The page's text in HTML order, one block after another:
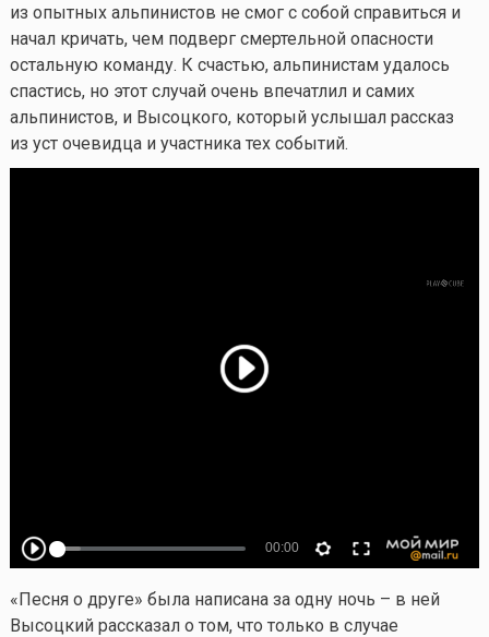
из опытных альпинистов не смог с собой справиться и
начал кричать, чем подверг смертельной опасности
остальную команду. К счастью, альпинистам удалось
спастись, но этот случай очень впечатлил и самих
альпинистов, и Высоцкого, который услышал рассказ
из уст очевидца и участника тех событий.
«Песня о друге» была написана за одну ночь – в ней
Высоцкий рассказал о том, что только в случае